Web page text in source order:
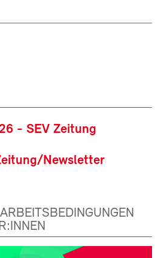
- SEV Zeitung
Newsletter